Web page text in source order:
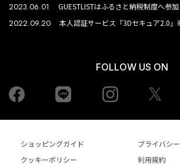
2023.06.01 GUESTLISTはふるさと納税制度へ参加
2022.09.20 本人認証サービス「3Dセキュア2.0」
FOLLOW US ON
Facebook Instagram
ショッピングガイド
プライバシ
クッキーポリシー
利用規約